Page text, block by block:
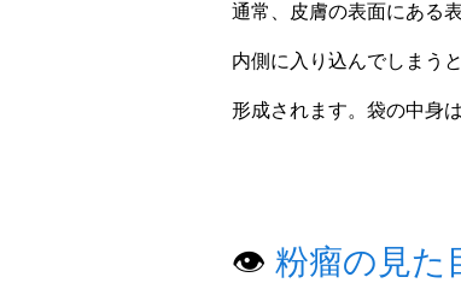
通常、皮膚の表面にある
内側に入り込んでしまう
形成されます。袋の中身は
👁️ 粉瘤の見た